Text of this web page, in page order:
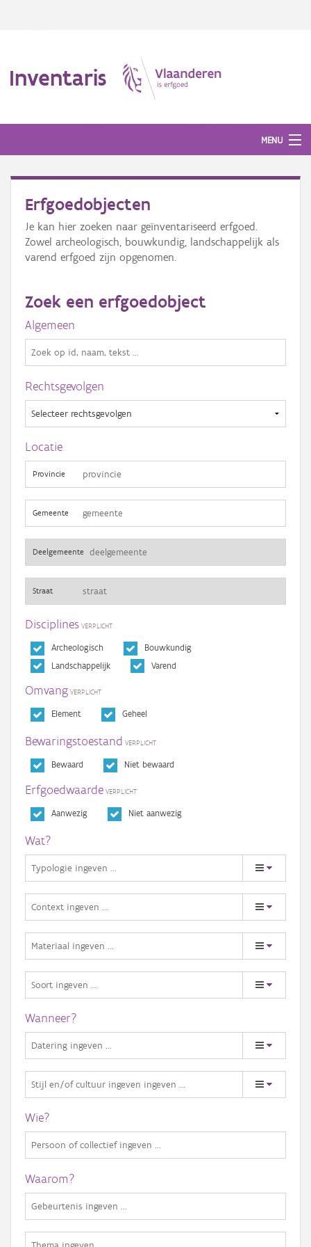
Inventaris
MENU
Erfgoedobject
Aanduidingsobject
Waarneming
Gebeurtenis
Persoon of collectief
Downloads
Hergebruik
Erfgoedobjecten
Je kan hier zoeken naar geïnventariseerd erfgoed.
Zowel archeologisch, bouwkundig, landschappelijk als
varend erfgoed zijn opgenomen.
Zoek een erfgoedobject
Algemeen
Rechtsgevolgen
Locatie
Provincie
Gemeente
Deelgemeente
Straat
Disciplines
Archeologisch
Bouwkundig
Landschappelijk
Varend
Omvang
Element Geheel
Bewaringstoestand
Bewaard Niet bewaard
Erfgoedwaarde
Aanwezig Niet aanwezig
Wat?
Wanneer?
Wie?
Waarom?